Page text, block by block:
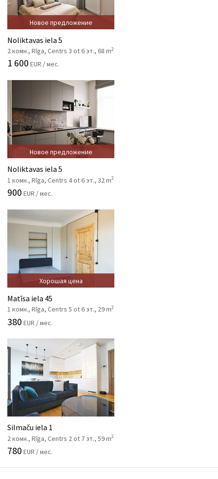
Новое предложение
Noliktavas iela 5
2 комн., Rīga, Centrs 3 ot 6 эт., 68 m2
1 600 EUR / мес.
Новое предложение
Noliktavas iela 5
1 комн., Rīga, Centrs 4 ot 6 эт., 32 m2
900 EUR / мес.
Хорошая цена
Matīsa iela 45
1 комн., Rīga, Centrs 5 ot 6 эт., 29 m2
380 EUR / мес.
Silmaču iela 1
2 комн., Rīga, Centrs 2 ot 7 эт., 59 m2
780 EUR / мес.